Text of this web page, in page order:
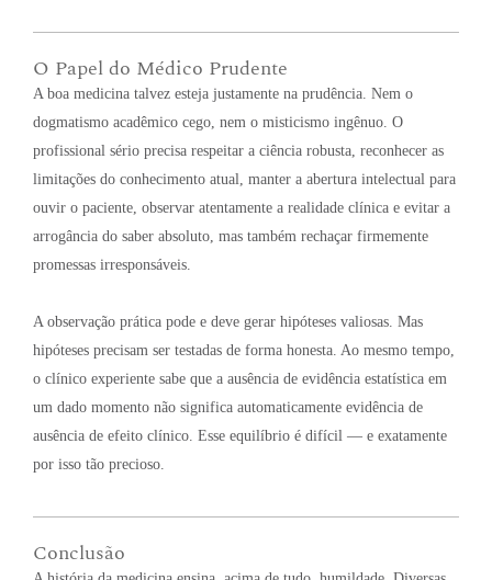
O Papel do Médico Prudente
A boa medicina talvez esteja justamente na prudência. Nem o
dogmatismo acadêmico cego, nem o misticismo ingênuo. O
profissional sério precisa respeitar a ciência robusta, reconhecer as
limitações do conhecimento atual, manter a abertura intelectual para
ouvir o paciente, observar atentamente a realidade clínica e evitar a
arrogância do saber absoluto, mas também rechaçar firmemente
promessas irresponsáveis.
A observação prática pode e deve gerar hipóteses valiosas. Mas
hipóteses precisam ser testadas de forma honesta. Ao mesmo tempo,
o clínico experiente sabe que a ausência de evidência estatística em
um dado momento não significa automaticamente evidência de
ausência de efeito clínico. Esse equilíbrio é difícil — e exatamente
por isso tão precioso.
Conclusão